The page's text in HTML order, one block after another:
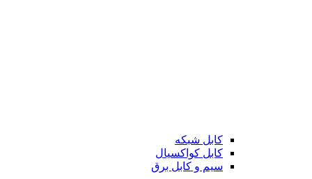
کابل شبکه
کابل کواکسیال
سیم و کابل برق